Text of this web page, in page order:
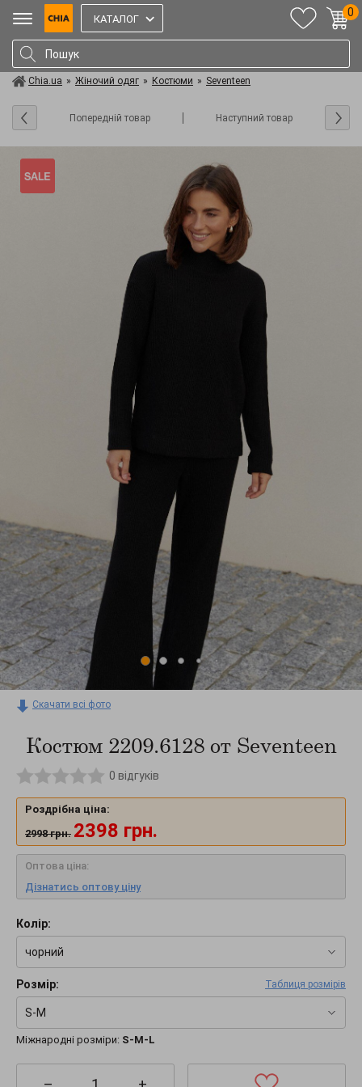
КАТАЛОГ
0
Chia.ua » Жіночий одяг » Костюми » Seventeen
Попередній товар Наступний товар
Скачати всі фото
Костюм 2209.6128 от Seventeen
0 відгуків
Роздрібна ціна:
2998 грн. 2398 грн.
Оптова ціна:
Дізнатись оптову ціну
Колір:
чорний
Розмір: Таблиця розмірів
S-M
Міжнародні розміри: S-M-L